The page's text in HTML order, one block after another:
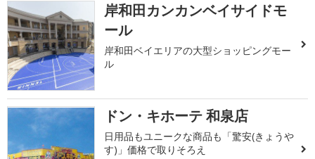
岸和田カンカンベイサイドモ
ール
岸和田ベイエリアの大型ショッピングモー
ル
ドン・キホーテ 和泉店
日用品もユニークな商品も「驚安(きょうや
す)」価格で取りそろえ